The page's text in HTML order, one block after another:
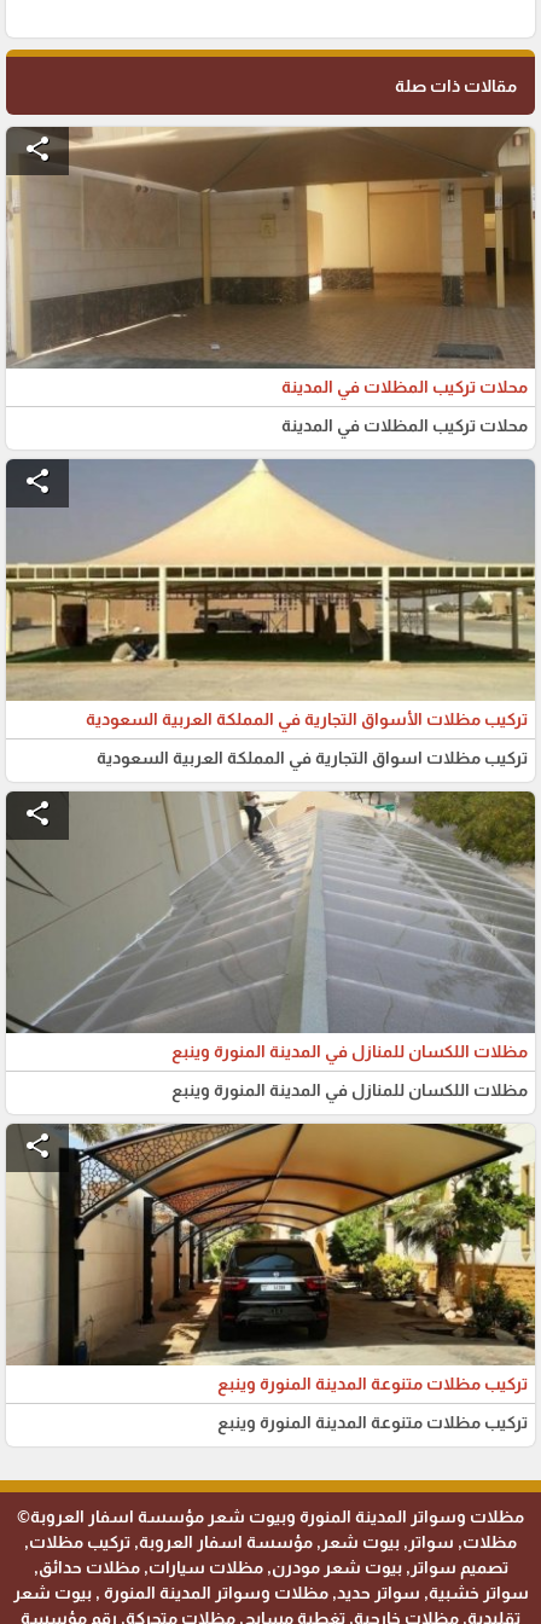
مقالات ذات صلة
share
محلات تركيب المظلات في المدينة
محلات تركيب المظلات في المدينة
share
تركيب مظلات الأسواق التجارية في المملكة العربية السعودية
تركيب مظلات اسواق التجارية في المملكة العربية السعودية
share
مظلات اللكسان للمنازل في المدينة المنورة وينبع
مظلات اللكسان للمنازل في المدينة المنورة وينبع
share
تركيب مظلات متنوعة المدينة المنورة وينبع
تركيب مظلات متنوعة المدينة المنورة وينبع
مظلات وسواتر المدينة المنورة وبيوت شعر مؤسسة اسفار العروبة©
مظلات, سواتر, بيوت شعر, مؤسسة اسفار العروبة, تركيب مظلات,
تصميم سواتر, بيوت شعر مودرن, مظلات سيارات, مظلات حدائق,
سواتر خشبية, سواتر حديد, مظلات وسواتر المدينة المنورة , بيوت شعر
تقليدية, مظلات خارجية, تغطية مسابح, مظلات متحركة, رقم مؤسسة